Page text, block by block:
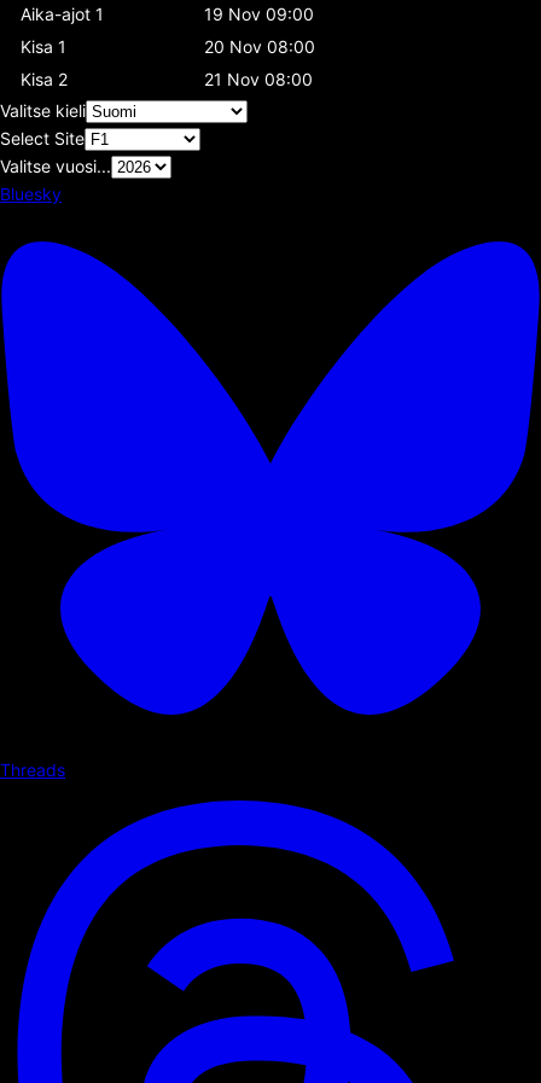
Aika-ajot 1
19 Nov 09:00
Kisa 1
20 Nov 08:00
Kisa 2
21 Nov 08:00
Valitse kieli
Select Site
Valitse vuosi...
Bluesky
Threads